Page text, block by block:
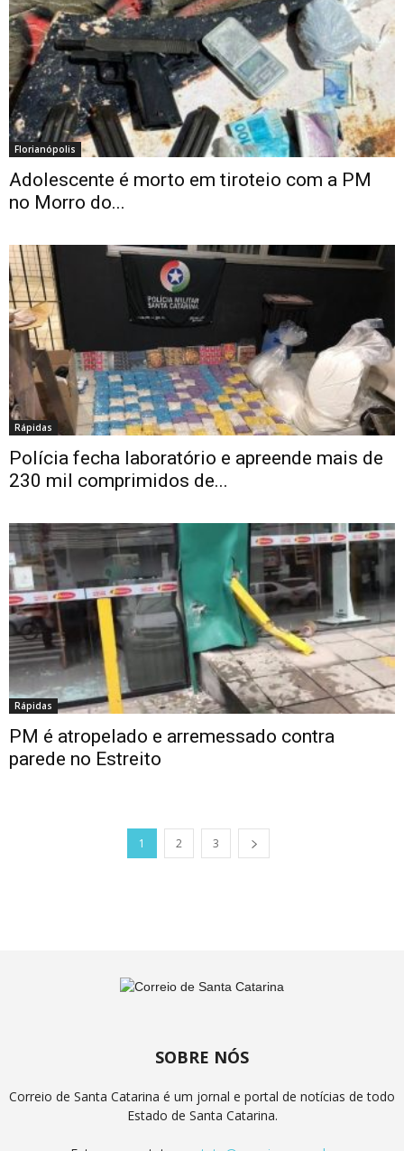
Florianópolis
Adolescente é morto em tiroteio com a PM
no Morro do...
Rápidas
Polícia fecha laboratório e apreende mais de
230 mil comprimidos de...
Rápidas
PM é atropelado e arremessado contra
parede no Estreito
1 2 3
SOBRE NÓS
Correio de Santa Catarina é um jornal e portal de notícias de todo
Estado de Santa Catarina.